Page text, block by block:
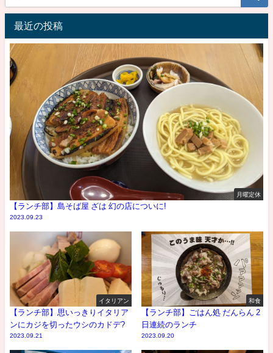
最近の投稿
月曜定休
【ランチ部】島そば屋 ざは 幻の店についに!
2023.09.23
イタリアン
【ランチ部】思いっきりイタリア
ンにカジを切ったウシのカドデ?
2023.09.21
和食
【ランチ部】ごはん処 だんらん 2
日連続のランチ
2023.09.20